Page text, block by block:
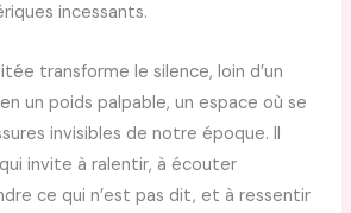
incessants.
transforme le silence, loin d’un
un poids palpable, un espace où se
invisibles de notre époque. Il
invite à ralentir, à écouter
ce qui n’est pas dit, et à ressentir